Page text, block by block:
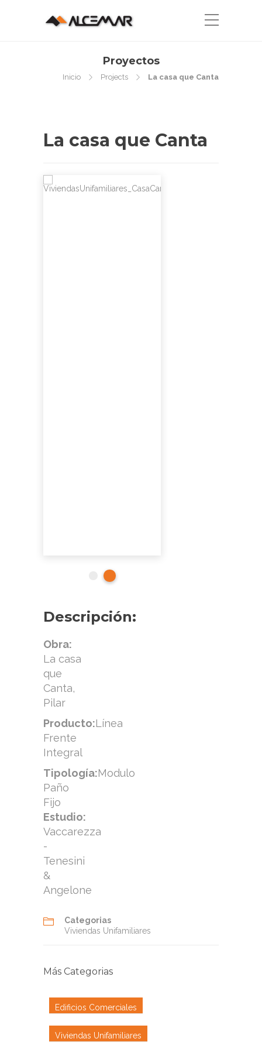
Proyectos
Inicio Projects La casa que Canta
La casa que Canta
Descripción:
Obra:
La casa
que
Canta,
Pilar
Producto:Línea
Frente
Integral
Tipología:Modulo
Paño
Fijo
Estudio:
Vaccarezza
-
Tenesini
&
Angelone
Categorias
Viviendas Unifamiliares
Más Categorias
Edificios Comerciales
Viviendas Unifamiliares